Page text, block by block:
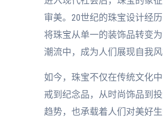
审美。20世纪的珠宝设计经
将珠宝从单一的装饰品转变
潮流中，成为人们展现自我风
如今，珠宝不仅在传统文化
戒到纪念品，从时尚饰品到
趋势，也承载着人们对美好生